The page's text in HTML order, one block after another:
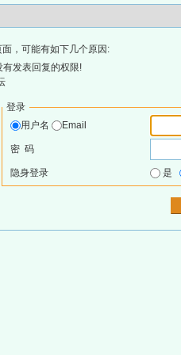
，可能有如下几个原因:
发表回复的权限!
登录
用户名
Email
密 码
隐身登录 是